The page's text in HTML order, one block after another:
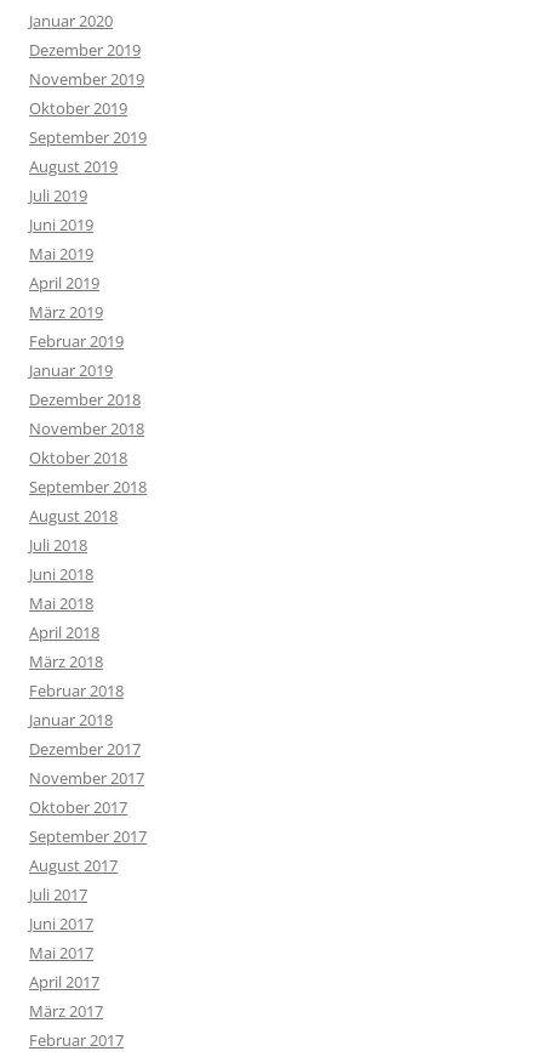
Januar 2020
Dezember 2019
November 2019
Oktober 2019
September 2019
August 2019
Juli 2019
Juni 2019
Mai 2019
April 2019
März 2019
Februar 2019
Januar 2019
Dezember 2018
November 2018
Oktober 2018
September 2018
August 2018
Juli 2018
Juni 2018
Mai 2018
April 2018
März 2018
Februar 2018
Januar 2018
Dezember 2017
November 2017
Oktober 2017
September 2017
August 2017
Juli 2017
Juni 2017
Mai 2017
April 2017
März 2017
Februar 2017